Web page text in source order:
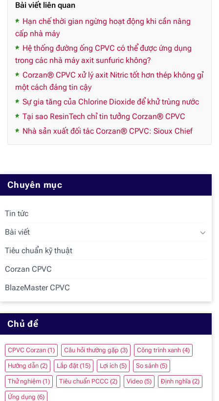
Bài viết liên quan
Hạn chế thời gian ngừng hoạt động khi cần nâng
cấp nhà máy
Hệ thống đường ống CPVC có thể được ứng dụng
trong các nhà máy axit sunfuric không?
Corzan® CPVC xử lý axit Nitric tốt hơn thép không gỉ
một cách đáng tin cậy
Sự gia tăng của Chlorine Dioxide để khử trùng nước
Tại sao ResinTech chỉ tin tưởng Corzan® CPVC
Nhà sản xuất đối tác Corzan® CPVC: Sioux Chief
Chuyên mục
Tin tức
Bài viết
Tiêu chuẩn kỹ thuật
Corzan CPVC
BlazeMaster CPVC
Chủ đề
CPVC Corzan (1) Câu hỏi thường gặp (3) Công trình xanh (4)
Hướng dẫn (2) Lắp đặt (15) Lợi ích (5) So sánh (5)
Thử nghiệm (1) Tiêu chuẩn PCCC (2) Video (5) Định nghĩa (2)
Ứng dụng (6)